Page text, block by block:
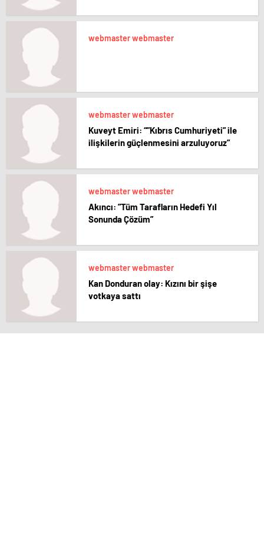
webmaster webmaster
webmaster webmaster
Kuveyt Emiri: “”Kıbrıs Cumhuriyeti” ile
ilişkilerin güçlenmesini arzuluyoruz”
webmaster webmaster
Akıncı: ”Tüm Tarafların Hedefi Yıl
Sonunda Çözüm”
webmaster webmaster
Kan Donduran olay: Kızını bir şişe
votkaya sattı